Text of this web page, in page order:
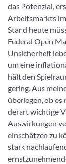
das Potenzial,
Arbeitsmarkts
Stand heute
Federal Open
Unsicherheit
um eine
hält den
gering. Aus
überlegen, ob
derart wichtige
Auswirkungen
einschätzen zu
stark